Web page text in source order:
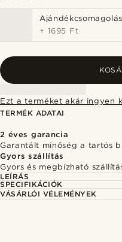
Ajándékcsomagolás
+ 1695 Ft
Ezt a terméket akár ingyen
TERMÉK ADATAI
2 éves garancia
Garantált minőség a tartós
Gyors szállítás
Gyors és megbízható
LEÍRÁS
SPECIFIKÁCIÓK
VÁSÁRLÓI VÉLEMÉNYEK